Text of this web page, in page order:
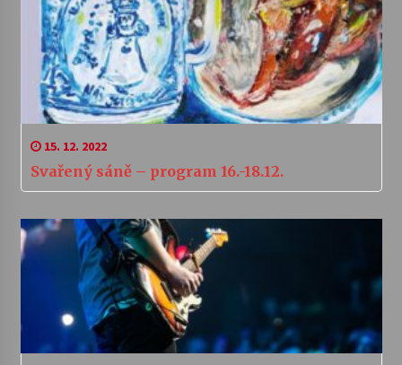
15. 12. 2022
Svařený sáně – program 16.-18.12.